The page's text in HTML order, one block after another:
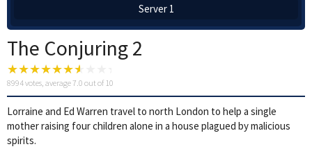
Server 1
The Conjuring 2
8994votes, average7.0 out of 10
Lorraine and Ed Warren travel to north London to help a single
mother raising four children alone in a house plagued by malicious
spirits.